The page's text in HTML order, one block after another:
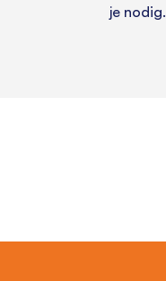
je nodig.